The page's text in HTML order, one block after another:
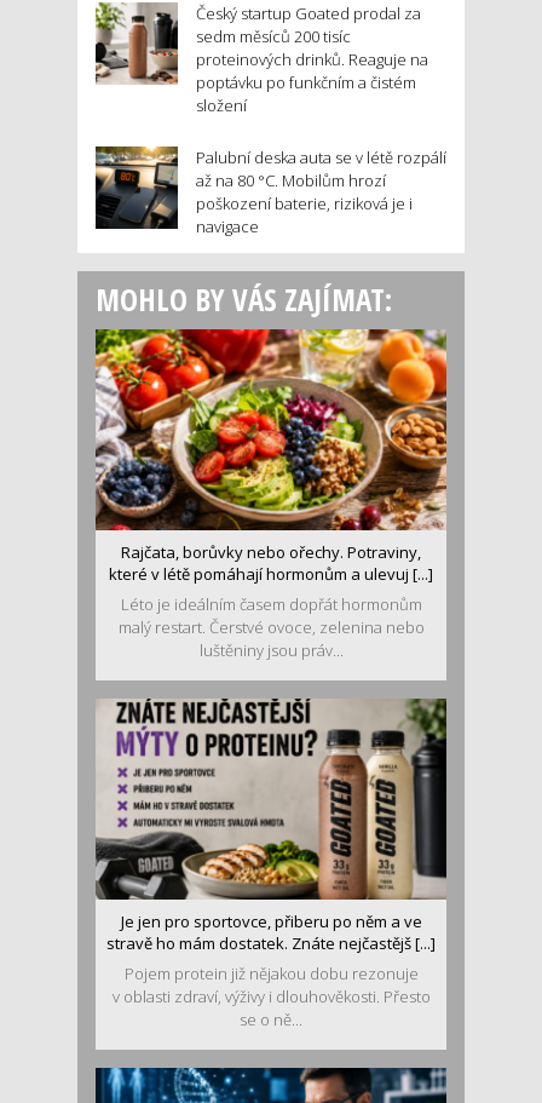
Český startup Goated prodal za
sedm měsíců 200 tisíc
proteinových drinků. Reaguje na
poptávku po funkčním a čistém
složení
Palubní deska auta se v létě rozpálí
až na 80 °C. Mobilům hrozí
poškození baterie, riziková je i
navigace
MOHLO BY VÁS ZAJÍMAT:
Rajčata, borůvky nebo ořechy. Potraviny,
které v létě pomáhají hormonům a ulevuj [...]
Léto je ideálním časem dopřát hormonům
malý restart. Čerstvé ovoce, zelenina nebo
luštěniny jsou práv...
Je jen pro sportovce, přiberu po něm a ve
stravě ho mám dostatek. Znáte nejčastějš [...]
Pojem protein již nějakou dobu rezonuje
v oblasti zdraví, výživy i dlouhověkosti. Přesto
se o ně...